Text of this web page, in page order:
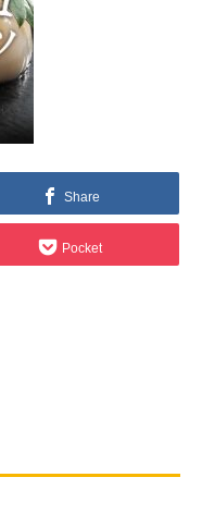
Share
Pocket